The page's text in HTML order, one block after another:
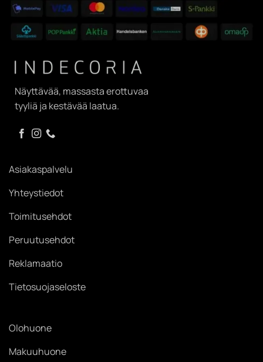
Näyttävää, massasta erottuvaa
tyyliä ja kestävää laatua.
Asiakaspalvelu
Yhteystiedot
Toimitusehdot
Peruutusehdot
Reklamaatio
Tietosuojaseloste
Olohuone
Makuuhuone